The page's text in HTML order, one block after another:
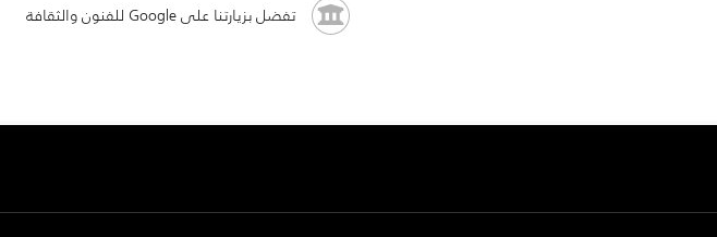
تفضل بزيارتنا على Google للفنون والثقافة